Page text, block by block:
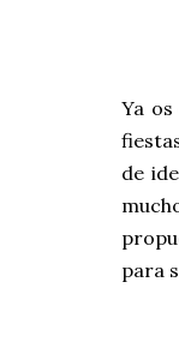
Ya
de
para